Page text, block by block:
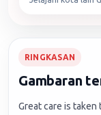
RINGKASAN
Gambaran
Great care is